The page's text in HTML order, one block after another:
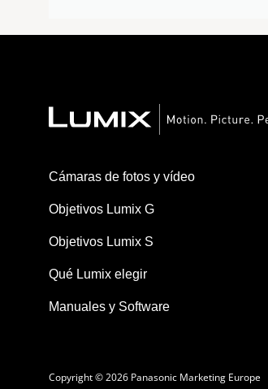
Cámaras de fotos y vídeo
Objetivos Lumix G
Objetivos Lumix S
Qué Lumix elegir
Manuales y Software
Copyright © 2026 Panasonic Marketing Europe